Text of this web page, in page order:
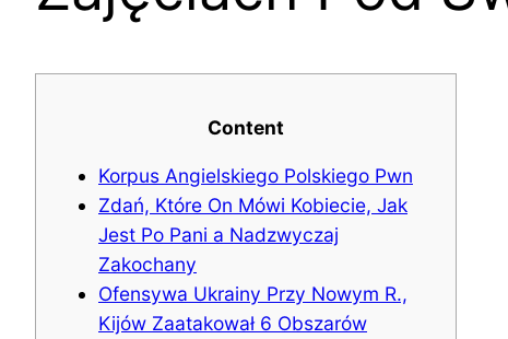
Content
Korpus Angielskiego Polskiego Pwn
Zdań, Które On Mówi Kobiecie, Jak
Jest Po Pani a Nadzwyczaj
Zakochany
Ofensywa Ukrainy Przy Nowym R.,
Kijów Zaatakował 6 Obszarów